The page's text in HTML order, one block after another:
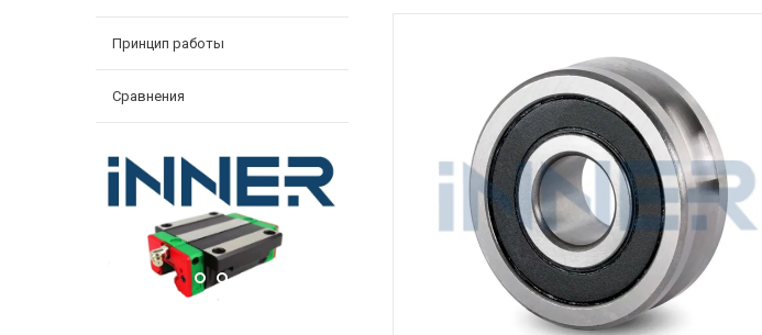
Принцип работы
Сравнения